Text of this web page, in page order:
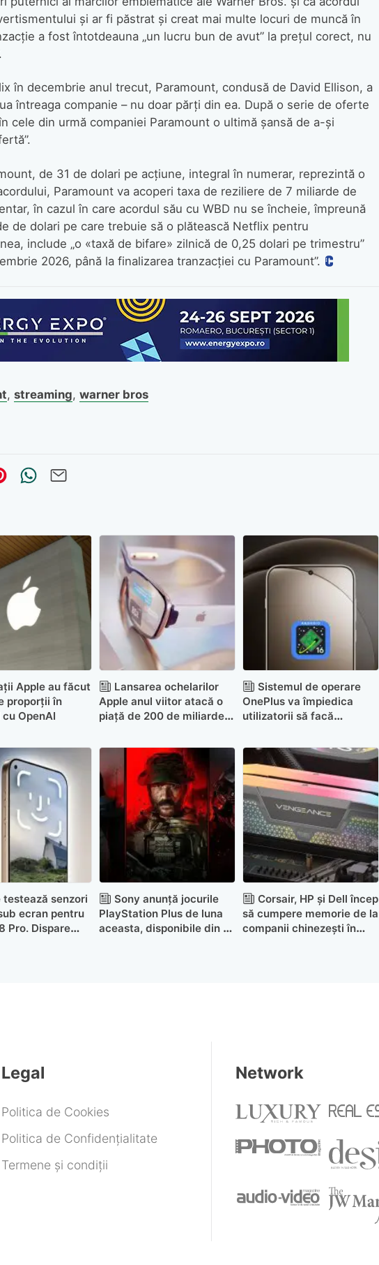
și ar fi păstrat și creat mai multe locuri de muncă în
a fost întotdeauna „un lucru bun de avut” la prețul corect, nu
în decembrie anul trecut, Paramount, condusă de David Ellison, a
întreaga companie – nu doar părți din ea. După o serie de oferte
cele din urmă companiei Paramount o ultimă șansă de a-și
de 31 de dolari pe acțiune, integral în numerar, reprezintă o
Paramount va acoperi taxa de reziliere de 7 miliarde de
în cazul în care acordul său cu WBD nu se încheie, împreună
de dolari pe care trebuie să o plătească Netflix pentru
include „o «taxă de bifare» zilnică de 0,25 dolari pe trimestru”
2026, până la finalizarea tranzacției cu Paramount”.
, streaming, warner bros
Facebook
pe Twitter
pe LinkedIn
Distribuie pe Pinterest
Trimite prin whatsapp
Apple au făcut
proporții în
OpenAI
Lansarea ochelarilor
Apple anul viitor atacă o
piață de 200 de miliarde
Sistemul de operare
OnePlus va împiedica
utilizatorii să facă
software
testează senzori
ecran pentru
Pro. Dispare
Sony anunță jocurile
PlayStation Plus de luna
aceasta, disponibile din 7
Corsair, HP și Dell încep
să cumpere memorie de la
companii chinezești în
Legal
Politica de Cookies
Politica de Confidențialitate
Termene și condiții
Network